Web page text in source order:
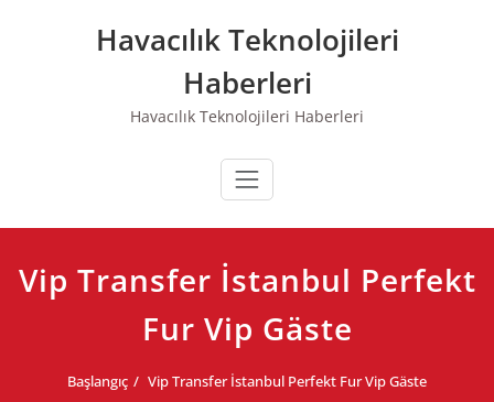
Havacılık Teknolojileri
Haberleri
Havacılık Teknolojileri Haberleri
Vip Transfer İstanbul Perfekt
Fur Vip Gäste
Başlangıç Vip Transfer İstanbul Perfekt Fur Vip Gäste